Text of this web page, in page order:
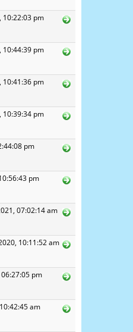
10:22:03 pm
10:44:39 pm
10:41:36 pm
10:39:34 pm
pm
pm
07:02:14 am
10:11:52 am
pm
am